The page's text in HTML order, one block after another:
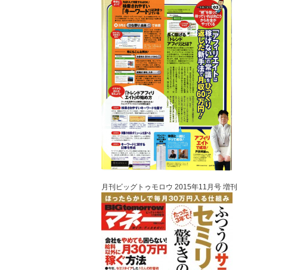
月刊ビッグトゥモロウ 2015年11月号 増刊